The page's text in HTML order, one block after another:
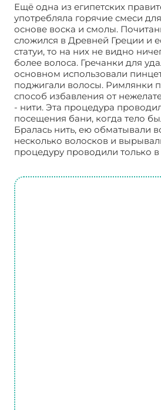
Ещё одна из египетских
употребляла горячие смеси
основе воска и смолы.
сложился в Древней Греции и
статуи, то на них не видно
более волоса. Гречанки для
основном использовали
поджигали волосы. Римлянки
способ избавления от
- нити. Эта процедура
посещения бани, когда тело
Бралась нить, ею обматывали
несколько волосков и
процедуру проводили только в